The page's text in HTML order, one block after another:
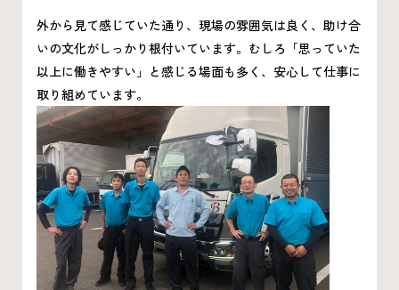
外から見て感じていた通り、現場の雰囲気は良く、助け合
いの文化がしっかり根付いています。むしろ「思っていた
以上に働きやすい」と感じる場面も多く、安心して仕事に
取り組めています。